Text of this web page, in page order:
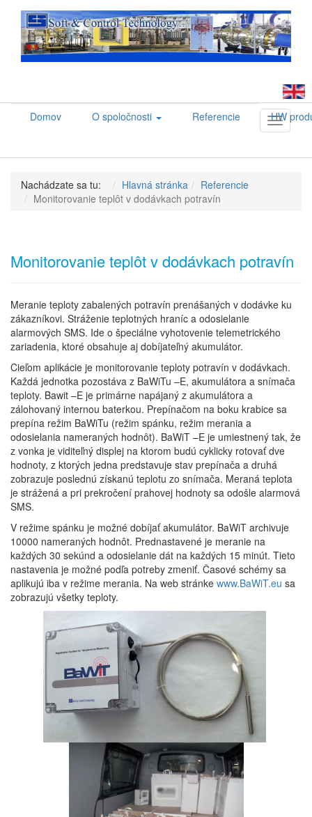
Toggle
Domov O spoločnosti Referencie HW
Nachádzate sa tu: Hlavná stránka
Referencie
Monitorovanie teplôt v dodávkach potravín
Monitorovanie teplôt v dodávkach potravín
Meranie teploty zabalených potravín prenášaných v dodávke ku
zákazníkovi. Stráženie teplotných hraníc a odosielanie
alarmových SMS. Ide o špeciálne vyhotovenie telemetrického
zariadenia, ktoré obsahuje aj dobíjateľný akumulátor.
Cieľom aplikácie je monitorovanie teploty potravín v dodávkach.
Každá jednotka pozostáva z BaWiTu –E, akumulátora a snímača
teploty. Bawit –E je primárne napájaný z akumulátora a
zálohovaný internou baterkou. Prepínačom na boku krabice sa
prepína režim BaWiTu (režim spánku, režim merania a
odosielania nameraných hodnôt). BaWiT –E je umiestnený tak, že
z vonka je viditeľný displej na ktorom budú cyklicky rotovať dve
hodnoty, z ktorých jedna predstavuje stav prepínača a druhá
zobrazuje poslednú získanú teplotu zo snímača. Meraná teplota
je strážená a pri prekročení prahovej hodnoty sa odošle alarmová
SMS.
V režime spánku je možné dobíjať akumulátor. BaWiT archivuje
10000 nameraných hodnôt. Prednastavené je meranie na
každých 30 sekúnd a odosielanie dát na každých 15 minút. Tieto
nastavenia je možné podľa potreby zmeniť. Časové schémy sa
aplikujú iba v režime merania. Na web stránke www.BaWiT.eu sa
zobrazujú všetky teploty.